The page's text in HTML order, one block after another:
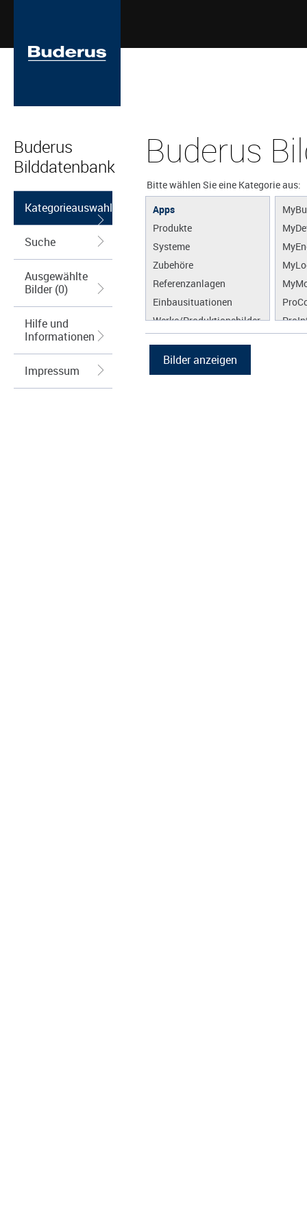
Buderus
Bilddatenbank
Kategorieauswahl
Suche
Ausgewählte
Bilder (0)
Hilfe und
Informationen
Impressum
Buderus
Bitte wählen Sie eine Kategorie aus:
Apps
Produkte
Systeme
Zubehöre
Referenzanlagen
Einbausituationen
Werke/Produktionsbilder
Grafiken